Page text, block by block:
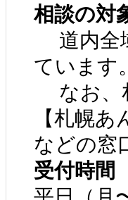
相談の対
道内全
ています。
なお、
【札幌
などの窓
受付時間